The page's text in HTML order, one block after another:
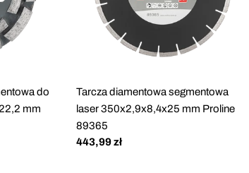
do
mm
Tarcza diamentowa segmentowa
laser 350x2,9x8,4x25 mm Proline
89365
Cena
443,99 zł